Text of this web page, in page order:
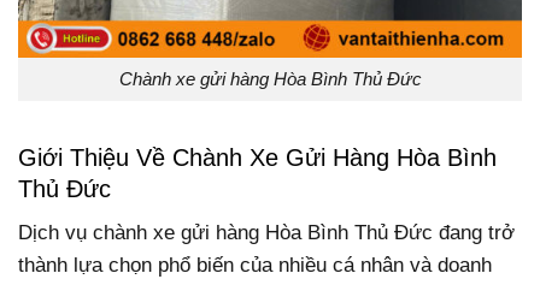
Chành xe gửi hàng Hòa Bình Thủ Đức
Giới Thiệu Về Chành Xe Gửi Hàng Hòa Bình
Thủ Đức
Dịch vụ chành xe gửi hàng Hòa Bình Thủ Đức đang trở
thành lựa chọn phổ biến của nhiều cá nhân và doanh